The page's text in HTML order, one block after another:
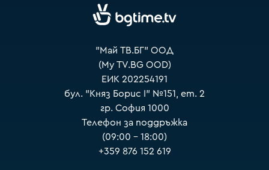
"Май ТВ.БГ" ООД
(My TV.BG OOD)
ЕИК 202254191
бул. "Княз Борис I" №151, ет. 2
гр. София 1000
Телефон за поддръжка
(09:00 – 18:00)
+359 876 152 619